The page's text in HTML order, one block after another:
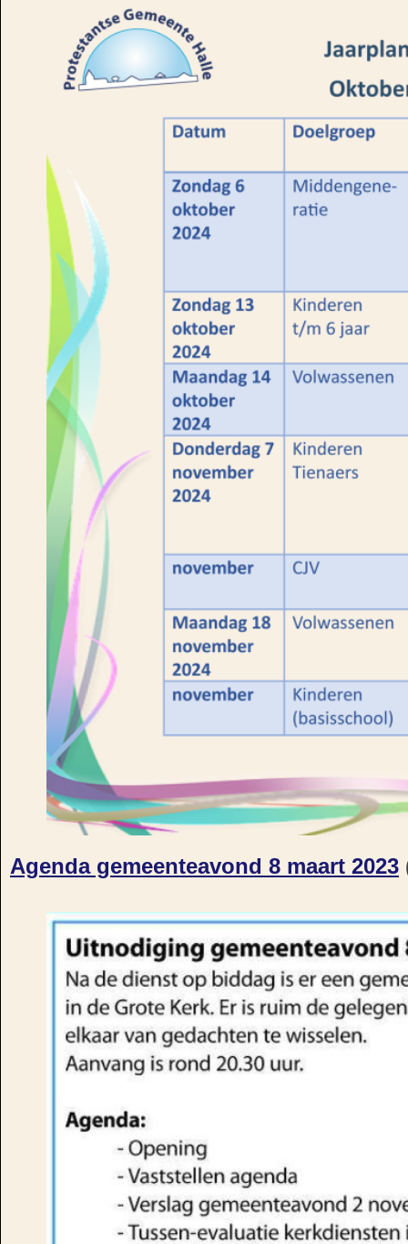
Agenda gemeenteavond 8 maart 2023